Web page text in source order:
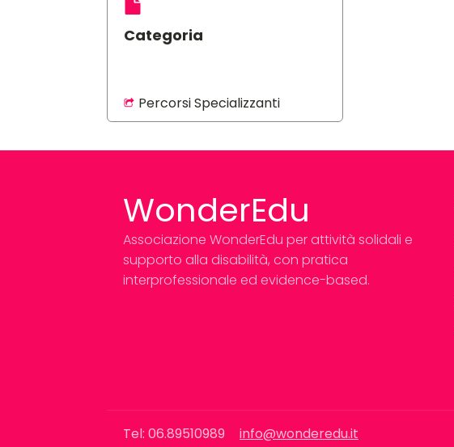
Categoria
Percorsi Specializzanti
WonderEdu
Associazione WonderEdu per attività solidali e
supporto alla disabilità, con pratica
interprofessionale ed evidence-based.
Tel: 06.89510989 info@wonderedu.it